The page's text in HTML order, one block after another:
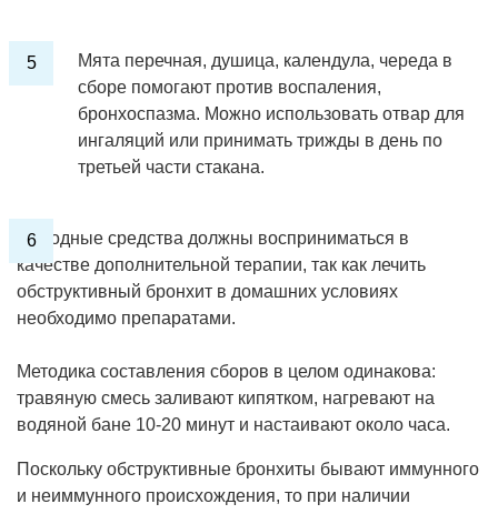
Мята перечная, душица, календула, череда в
сборе помогают против воспаления,
бронхоспазма. Можно использовать отвар для
ингаляций или принимать трижды в день по
третьей части стакана.
Народные средства должны восприниматься в
качестве дополнительной терапии, так как лечить
обструктивный бронхит в домашних условиях
необходимо препаратами.
Методика составления сборов в целом одинакова:
травяную смесь заливают кипятком, нагревают на
водяной бане 10-20 минут и настаивают около часа.
Поскольку обструктивные бронхиты бывают иммунного
и неиммунного происхождения, то при наличии